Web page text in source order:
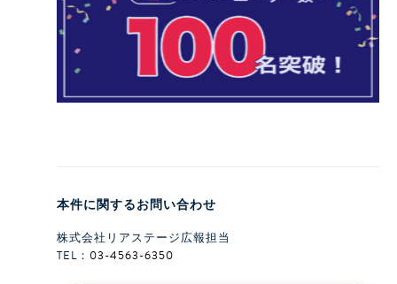
本件に関するお問い合わせ
株式会社リアステージ広報担当
TEL： 03-4563-6350